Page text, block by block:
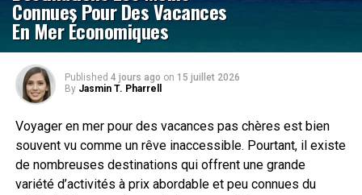
Connues Pour Des Vacances
En Mer Économiques
Published 4 jours ago on 15 juillet 2026
By Jasmin T. Pharrell
Voyager en mer pour des vacances pas chères est bien
souvent vu comme un rêve inaccessible. Pourtant, il existe
de nombreuses destinations qui offrent une grande
variété d’activités à prix abordable et peu connues du